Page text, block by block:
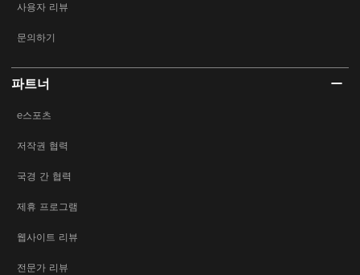
사용자 리뷰
문의하기
파트너
e스포츠
저작권 협력
국경 간 협력
제휴 프로그램
웹사이트 리뷰
전문가 리뷰